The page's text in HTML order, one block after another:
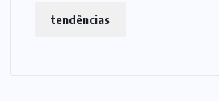
tendências